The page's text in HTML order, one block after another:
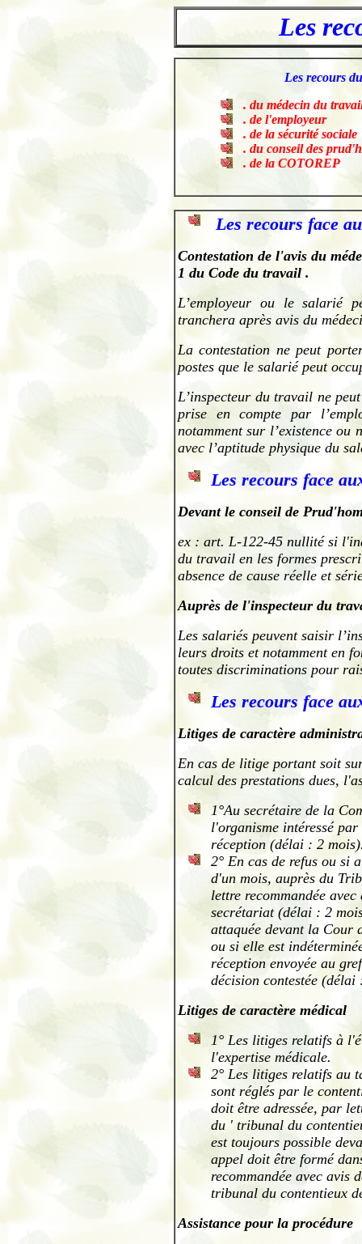
Les
Les recours
. du médecin du
. de l'employeur
. de la sécurité sociale
. du conseil des
. de la COTOREP
Les recours face
Contestation de l'avis du
1 du Code du travail .
L’employeur ou le salarié
tranchera après avis du
La contestation ne peut
postes que le salarié peut
L’inspecteur du travail ne
prise en compte par
notamment sur l’existence ou
avec l’aptitude physique du
Les recours face
Devant le conseil de
ex : art. L-122-45 nullité si
du travail en les formes
absence de cause réelle et
Auprès de l'inspecteur du
Les salariés peuvent saisir
leurs droits et notamment en
toutes discriminations pour
Les recours face
Litiges de caractère
En cas de litige portant soit
calcul des prestations dues,
1°Au secrétaire de la
l'organisme intéressé
réception (délai : 2
2° En cas de refus ou si
d'un mois, auprès du
lettre recommandée
secrétariat (délai : 2
attaquée devant la Cour
ou si elle est
réception envoyée au
décision contestée (délai
Litiges de caractère médical
1° Les litiges relatifs à
l'expertise médicale.
2° Les litiges relatifs au
sont réglés par le
doit être adressée, par
du ' tribunal du
est toujours possible
appel doit être formé
recommandée avec avis
tribunal du contentieux
Assistance pour la procédure